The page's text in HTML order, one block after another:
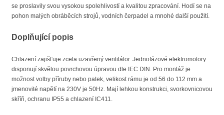
se proslavily svou vysokou spolehlivostí a kvalitou zpracování. Hodí se na
pohon malých obráběcích strojů, vodních čerpadel a mnohé další použití.
Doplňující popis
Chlazení zajišťuje zcela uzavřený ventilátor. Jednofázové elektromotory
disponují skvělou povrchovou úpravou dle IEC DIN. Pro montáž je
možnost volby příruby nebo patek, velikost rámu je od 56 do 112 mm a
jmenovité napětí na 230V je 50Hz. Mají lehkou konstrukci, svorkovnicovou
skříň, ochranu IP55 a chlazení IC411.